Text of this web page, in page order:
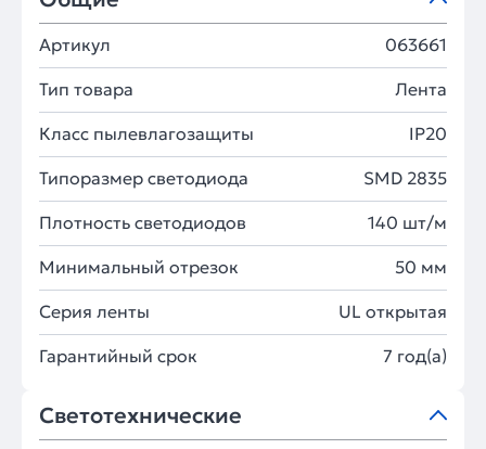
Артикул 063661
Тип товара Лента
Класс пылевлагозащиты IP20
Типоразмер светодиода SMD 2835
Плотность светодиодов 140 шт/м
Минимальный отрезок 50 мм
Серия ленты UL открытая
Гарантийный срок 7 год(а)
Светотехнические